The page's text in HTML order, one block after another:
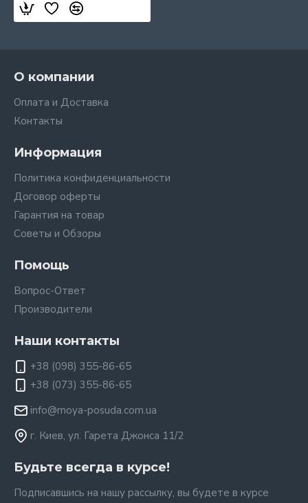
О компании
Оплата и Доставка
Контакты
Информация
Политика конфиденциальности
Договор оферты
Гарантия на товар
Советы и Обзоры
Помощь
Вопрос-Ответ
Производители
Наши контакты
+38 (098) 355-86-65
+38 (073) 355-86-65
info@moya-posuda.com.ua
г. Киев, ул. Гарета Джонса 11/2
Будьте всегда в курсе!
Подписавшись на нашу рассылку, вы будете в курсе